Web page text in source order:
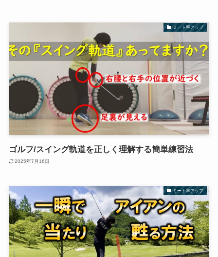
ミート率アップ
ゴルフ/スイング軌道を正しく理解する簡単練習法
2025年7月16日
ミート率アップ